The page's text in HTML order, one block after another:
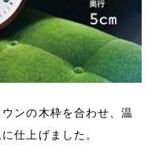
ンの木枠を合わせ、温
仕上げました。